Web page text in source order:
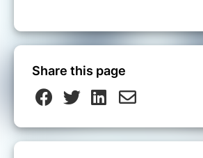
Share this page